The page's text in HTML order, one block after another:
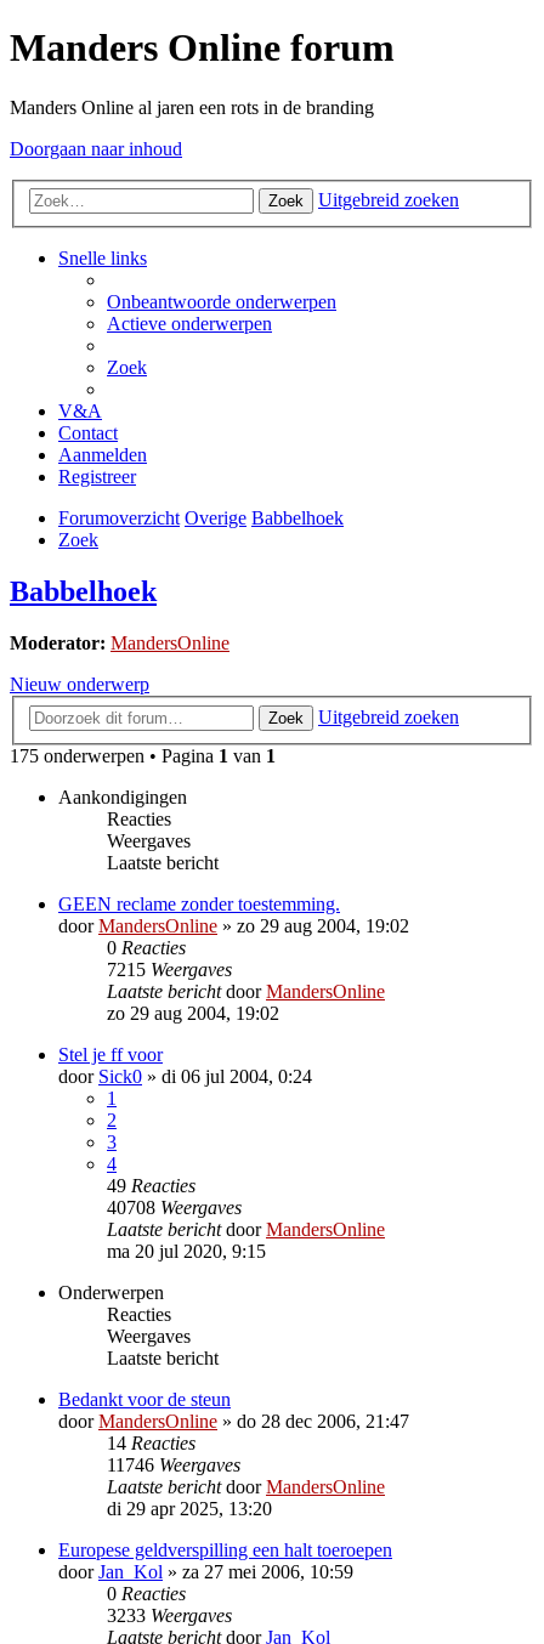
Manders Online forum
Manders Online al jaren een rots in de branding
Doorgaan naar inhoud
Zoek Uitgebreid zoeken
Snelle links
Onbeantwoorde onderwerpen
Actieve onderwerpen
Zoek
V&A
Contact
Aanmelden
Registreer
Forumoverzicht Overige Babbelhoek
Zoek
Babbelhoek
Moderator: MandersOnline
Nieuw onderwerp
Zoek
Uitgebreid zoeken
175 onderwerpen • Pagina 1 van 1
Aankondigingen
Reacties
Weergaves
Laatste bericht
GEEN reclame zonder toestemming.
doorMandersOnline » zo 29 aug 2004, 19:02
0 Reacties
7215 Weergaves
Laatste berichtdoorMandersOnline
zo 29 aug 2004, 19:02
Stel je ff voor
door Sick0 » di 06 jul 2004, 0:24
1
2
3
4
49 Reacties
40708 Weergaves
Laatste berichtdoorMandersOnline
ma 20 jul 2020, 9:15
Onderwerpen
Reacties
Weergaves
Laatste bericht
Bedankt voor de steun
doorMandersOnline » do 28 dec 2006, 21:47
14 Reacties
11746 Weergaves
Laatste berichtdoorMandersOnline
di 29 apr 2025, 13:20
Europese geldverspilling een halt toeroepen
doorJan_Kol » za 27 mei 2006, 10:59
0 Reacties
3233 Weergaves
Laatste berichtdoorJan_Kol